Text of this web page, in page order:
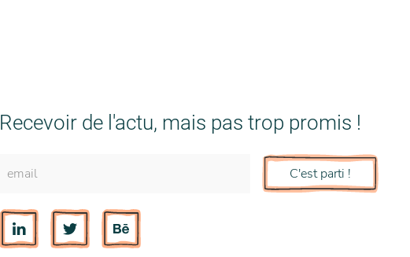
Recevoir de l'actu, mais pas trop promis !
C'est parti !